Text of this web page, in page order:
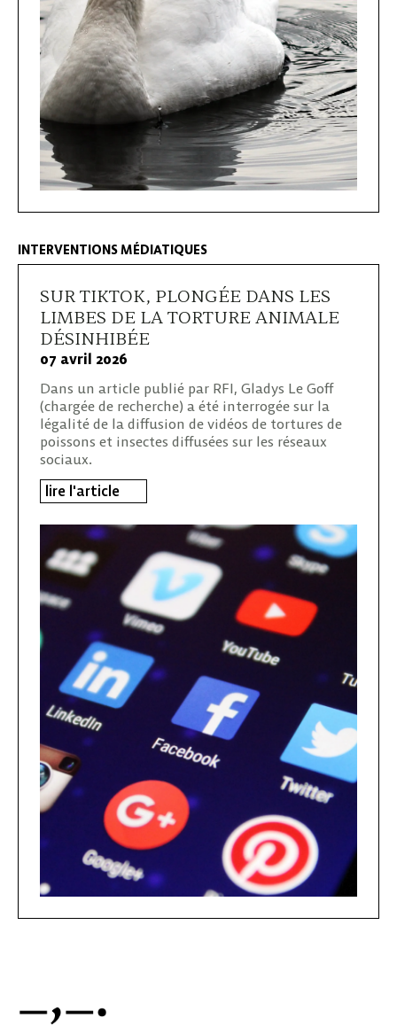
INTERVENTIONS MÉDIATIQUES
SUR TIKTOK, PLONGÉE DANS LES
LIMBES DE LA TORTURE ANIMALE
DÉSINHIBÉE
07 avril 2026
Dans un article publié par RFI, Gladys Le Goff
(chargée de recherche) a été interrogée sur la
légalité de la diffusion de vidéos de tortures de
poissons et insectes diffusées sur les réseaux
sociaux.
lire l'article